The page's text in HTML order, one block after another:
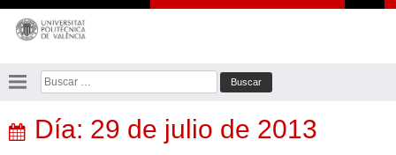
Saltar
contenido
Buscar:
Día: 29 de julio de 2013